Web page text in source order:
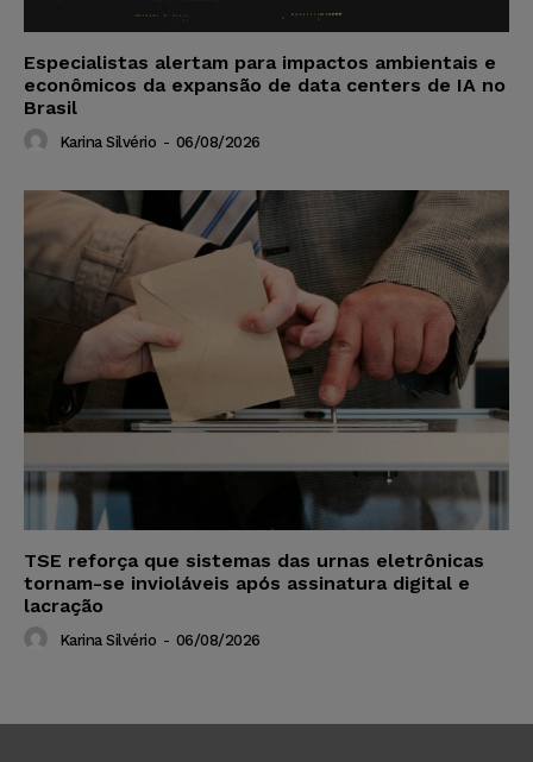
Especialistas alertam para impactos ambientais e
econômicos da expansão de data centers de IA no
Brasil
Karina Silvério - 06/08/2026
TSE reforça que sistemas das urnas eletrônicas
tornam-se invioláveis após assinatura digital e
lacração
Karina Silvério - 06/08/2026